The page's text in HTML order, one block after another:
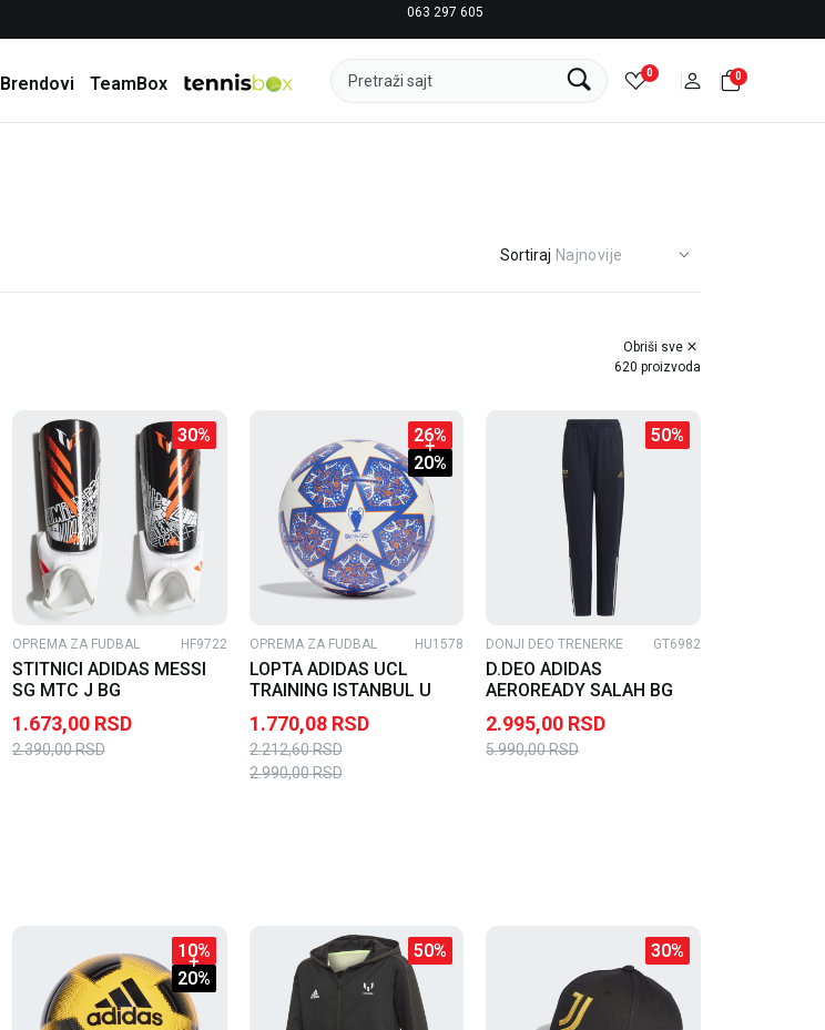
063 297 605
Brendovi TeamBox Pretraži sajt 0 0
Sortiraj
620 proizvoda
Obriši sve
30%
OPREMA ZA FUDBAL HF9722
STITNICI ADIDAS MESSI
SG MTC J BG
1.673,00 RSD
2.390,00RSD
26%
20%
OPREMA ZA FUDBAL HU1578
LOPTA ADIDAS UCL
TRAINING ISTANBUL U
1.770,08 RSD
2.212,60RSD
2.990,00RSD
50%
DONJI DEO TRENERKE GT6982
D.DEO ADIDAS
AEROREADY SALAH BG
2.995,00 RSD
5.990,00RSD
10%
20%
50% 30%